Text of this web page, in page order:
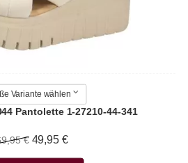
Variante wählen
Pantolette 1-27210-44-341
€ 49,95 €